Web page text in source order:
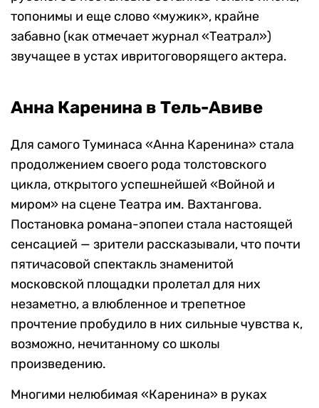
топонимы и еще слово «мужик», крайне
забавно (как отмечает журнал «Театрал»)
звучащее в устах ивритоговорящего актера.
Анна Каренина в Тель-Авиве
Для самого Туминаса «Анна Каренина» стала
продолжением своего рода толстовского
цикла, открытого успешнейшей «Войной и
миром» на сцене Театра им. Вахтангова.
Постановка романа-эпопеи стала настоящей
сенсацией — зрители рассказывали, что почти
пятичасовой спектакль знаменитой
московской площадки пролетал для них
незаметно, а влюбленное и трепетное
прочтение пробудило в них сильные чувства к,
возможно, нечитанному со школы
произведению.
Многими нелюбимая «Каренина» в руках